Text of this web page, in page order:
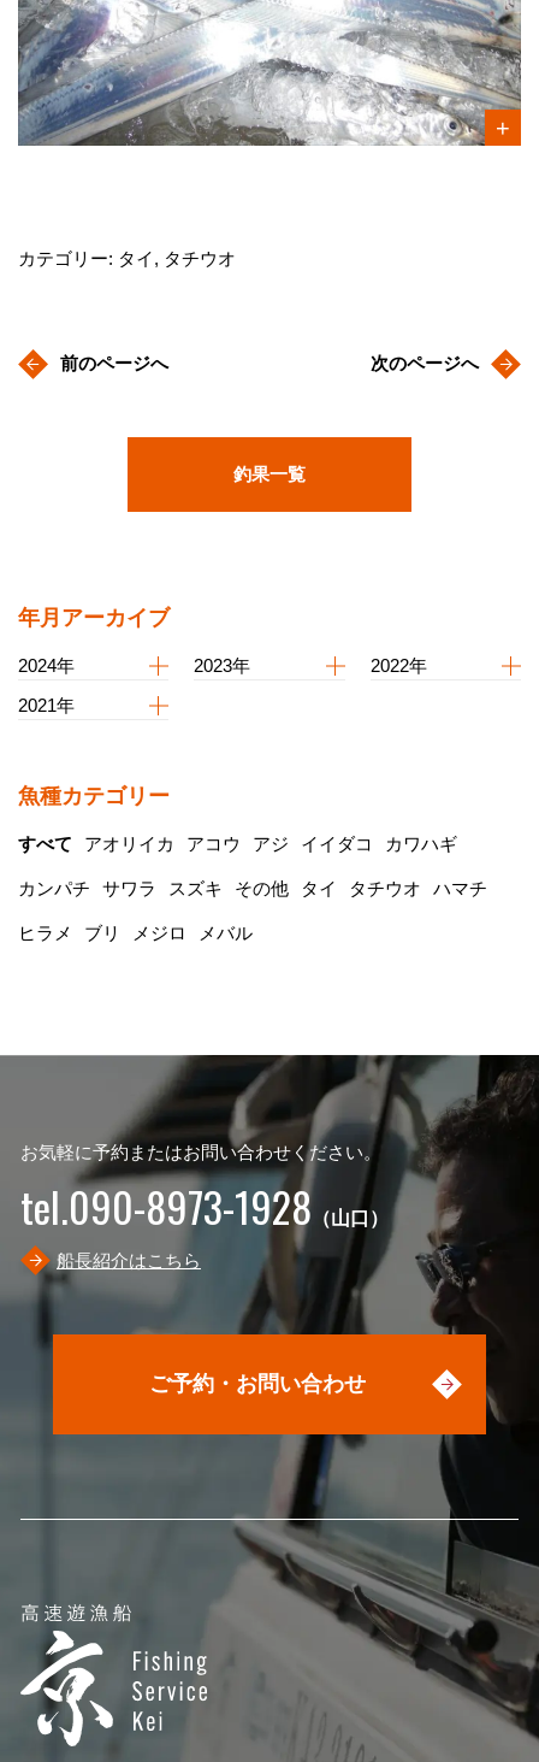
カテゴリー: タイ, タチウオ
前のページへ
釣果一覧
次のページへ
年月アーカイブ
2024年 2023年
2022年
2021年
魚種カテゴリー
すべて アオリイカ アコウ アジ イイダコ カワハギ
カンパチ サワラ スズキ その他 タイ タチウオ ハマチ
ヒラメ ブリ メジロ メバル
お気軽に予約またはお問い合わせください。
tel.090-8973-1928 （山口）
船長紹介はこちら
ご予約・お問い合わせ